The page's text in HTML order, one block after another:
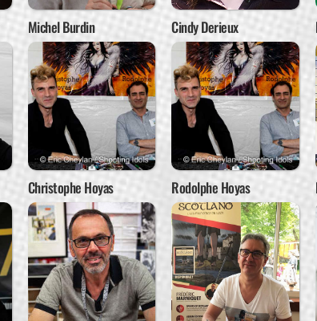
Michel Burdin Cindy Derieux
Christophe Hoyas Rodolphe Hoyas